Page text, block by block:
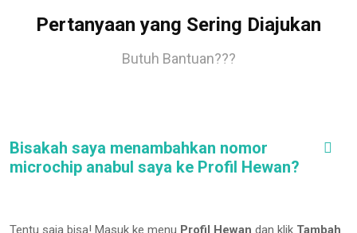
Pertanyaan yang Sering Diajukan
Butuh Bantuan???
Bisakah saya menambahkan nomor
microchip anabul saya ke Profil Hewan?
Tentu saja bisa! Masuk ke menu Profil Hewan dan klik Tambah